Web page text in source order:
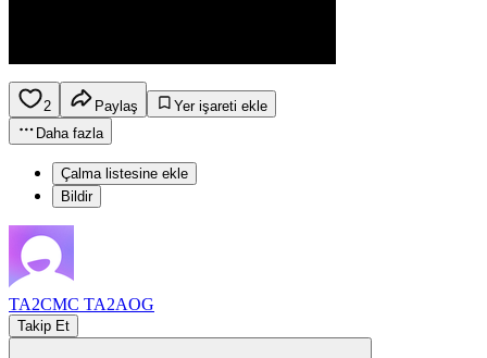
2 Paylaş
Yer işareti ekle
Daha fazla
Çalma listesine ekle
Bildir
TA2CMC TA2AOG
Takip Et